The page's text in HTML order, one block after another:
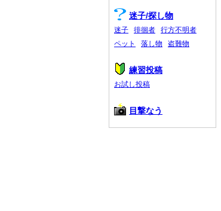
迷子/探し物
迷子 徘徊者
行方不明者
ペット
落し物 盗難物
練習投稿
お試し投稿
目撃なう